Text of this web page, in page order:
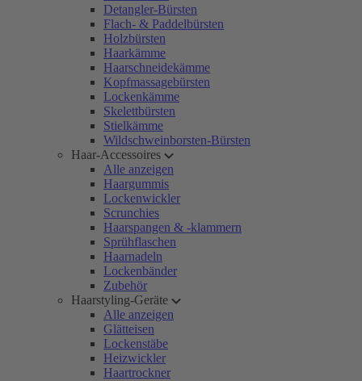
Detangler-Bürsten
Flach- & Paddelbürsten
Holzbürsten
Haarkämme
Haarschneidekämme
Kopfmassagebürsten
Lockenkämme
Skelettbürsten
Stielkämme
Wildschweinborsten-Bürsten
Haar-Accessoires
Alle anzeigen
Haargummis
Lockenwickler
Scrunchies
Haarspangen & -klammern
Sprühflaschen
Haarnadeln
Lockenbänder
Zubehör
Haarstyling-Geräte
Alle anzeigen
Glätteisen
Lockenstäbe
Heizwickler
Haartrockner